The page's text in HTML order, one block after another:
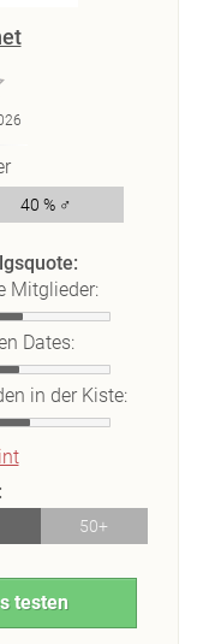
40 % ♂
Mitglieder:
Dates:
in der Kiste:
50+
testen